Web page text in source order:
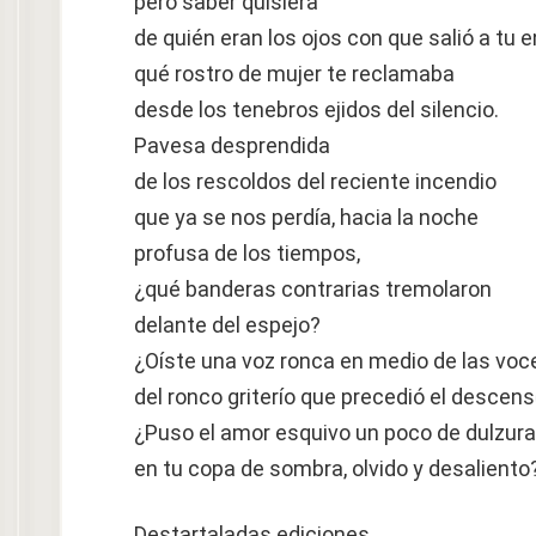
de quién eran los ojos con que salió a tu
qué rostro de mujer te reclamaba
desde los tenebros ejidos del silencio.
Pavesa desprendida
de los rescoldos del reciente incendio
que ya se nos perdía, hacia la noche
profusa de los tiempos,
¿qué banderas contrarias tremolaron
delante del espejo?
¿Oíste una voz ronca en medio de las
del ronco griterío que precedió el
¿Puso el amor esquivo un poco de dulzura
en tu copa de sombra, olvido y